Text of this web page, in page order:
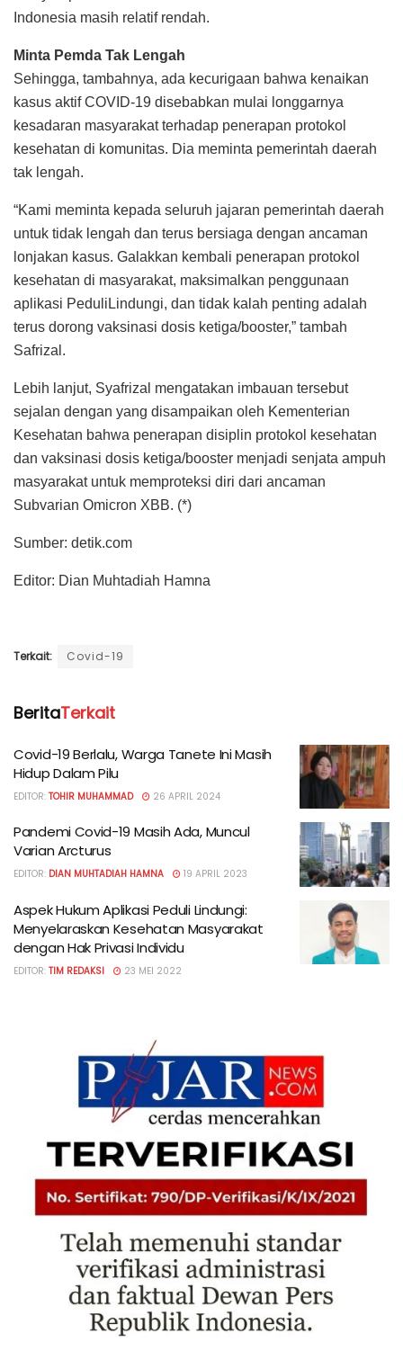
Indonesia masih relatif rendah.
Minta Pemda Tak Lengah
Sehingga, tambahnya, ada kecurigaan bahwa kenaikan
kasus aktif COVID-19 disebabkan mulai longgarnya
kesadaran masyarakat terhadap penerapan protokol
kesehatan di komunitas. Dia meminta pemerintah daerah
tak lengah.
“Kami meminta kepada seluruh jajaran pemerintah daerah
untuk tidak lengah dan terus bersiaga dengan ancaman
lonjakan kasus. Galakkan kembali penerapan protokol
kesehatan di masyarakat, maksimalkan penggunaan
aplikasi PeduliLindungi, dan tidak kalah penting adalah
terus dorong vaksinasi dosis ketiga/booster,” tambah
Safrizal.
Lebih lanjut, Syafrizal mengatakan imbauan tersebut
sejalan dengan yang disampaikan oleh Kementerian
Kesehatan bahwa penerapan disiplin protokol kesehatan
dan vaksinasi dosis ketiga/booster menjadi senjata ampuh
masyarakat untuk memproteksi diri dari ancaman
Subvarian Omicron XBB. (*)
Sumber: detik.com
Editor: Dian Muhtadiah Hamna
Terkait: Covid-19
BeritaTerkait
Covid-19 Berlalu, Warga Tanete Ini Masih
Hidup Dalam Pilu
EDITOR: TOHIR MUHAMMAD 26 APRIL 2024
Pandemi Covid-19 Masih Ada, Muncul
Varian Arcturus
EDITOR: DIAN MUHTADIAH HAMNA 19 APRIL 2023
Aspek Hukum Aplikasi Peduli Lindungi:
Menyelaraskan Kesehatan Masyarakat
dengan Hak Privasi Individu
EDITOR: TIM REDAKSI 23 MEI 2022